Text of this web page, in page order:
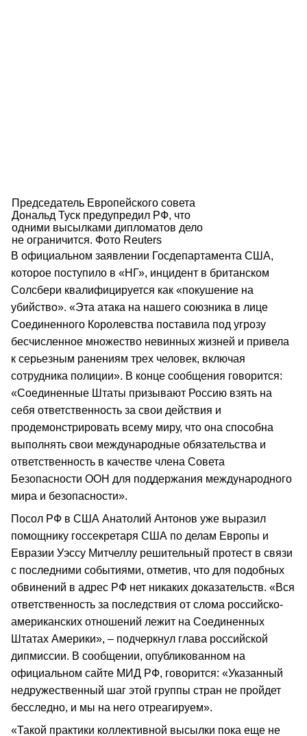
Председатель Европейского совета
Дональд Туск предупредил РФ, что
одними высылками дипломатов дело
не ограничится. Фото Reuters
В официальном заявлении Госдепартамента США,
которое поступило в «НГ», инцидент в британском
Солсбери квалифицируется как «покушение на
убийство». «Эта атака на нашего союзника в лице
Соединенного Королевства поставила под угрозу
бесчисленное множество невинных жизней и привела
к серьезным ранениям трех человек, включая
сотрудника полиции». В конце сообщения говорится:
«Соединенные Штаты призывают Россию взять на
себя ответственность за свои действия и
продемонстрировать всему миру, что она способна
выполнять свои международные обязательства и
ответственность в качестве члена Совета
Безопасности ООН для поддержания международного
мира и безопасности».
Посол РФ в США Анатолий Антонов уже выразил
помощнику госсекретаря США по делам Европы и
Евразии Уэссу Митчеллу решительный протест в связи
с последними событиями, отметив, что для подобных
обвинений в адрес РФ нет никаких доказательств. «Вся
ответственность за последствия от слома российско-
американских отношений лежит на Соединенных
Штатах Америки», – подчеркнул глава российской
дипмиссии. В сообщении, опубликованном на
официальном сайте МИД РФ, говорится: «Указанный
недружественный шаг этой группы стран не пройдет
бесследно, и мы на него отреагируем».
«Такой практики коллективной высылки пока еще не